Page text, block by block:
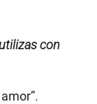
con